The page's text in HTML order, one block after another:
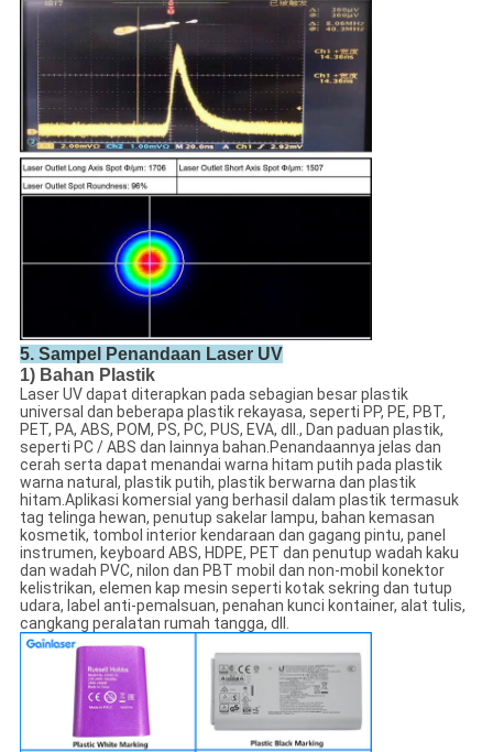
5. Sampel Penandaan Laser UV
1) Bahan Plastik
Laser UV dapat diterapkan pada sebagian besar plastik
universal dan beberapa plastik rekayasa, seperti PP, PE, PBT,
PET, PA, ABS, POM, PS, PC, PUS, EVA, dll., Dan paduan plastik,
seperti PC / ABS dan lainnya bahan.Penandaannya jelas dan
cerah serta dapat menandai warna hitam putih pada plastik
warna natural, plastik putih, plastik berwarna dan plastik
hitam.Aplikasi komersial yang berhasil dalam plastik termasuk
tag telinga hewan, penutup sakelar lampu, bahan kemasan
kosmetik, tombol interior kendaraan dan gagang pintu, panel
instrumen, keyboard ABS, HDPE, PET dan penutup wadah kaku
dan wadah PVC, nilon dan PBT mobil dan non-mobil konektor
kelistrikan, elemen kap mesin seperti kotak sekring dan tutup
udara, label anti-pemalsuan, penahan kunci kontainer, alat tulis,
cangkang peralatan rumah tangga, dll.